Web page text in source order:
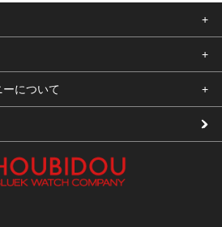
について